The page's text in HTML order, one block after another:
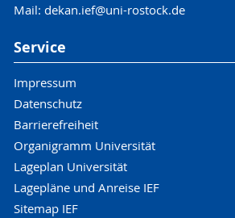
Mail: dekan.ief@uni-rostock.de
Service
Impressum
Datenschutz
Barrierefreiheit
Organigramm Universität
Lageplan Universität
Lagepläne und Anreise IEF
Sitemap IEF